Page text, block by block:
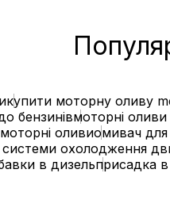
купити моторну оливу
бензинівмоторні
оливиомивач
охолодження
в дизельприсадка